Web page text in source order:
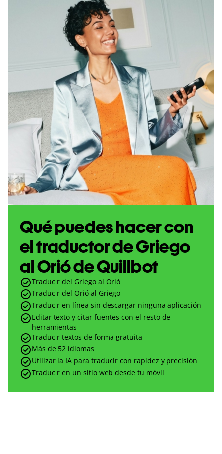
Qué puedes hacer con
el traductor de Griego
al Orió de Quillbot
Traducir del Griego al Orió
Traducir del Orió al Griego
Traducir en línea sin descargar ninguna aplicación
Editar texto y citar fuentes con el resto de
herramientas
Traducir textos de forma gratuita
Más de 52 idiomas
Utilizar la IA para traducir con rapidez y precisión
Traducir en un sitio web desde tu móvil